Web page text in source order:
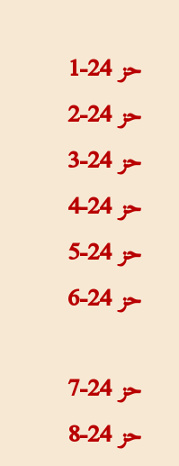
حز 24-1
حز 24-2
حز 24-3
حز 24-4
حز 24-5
حز 24-6
حز 24-7
حز 24-8